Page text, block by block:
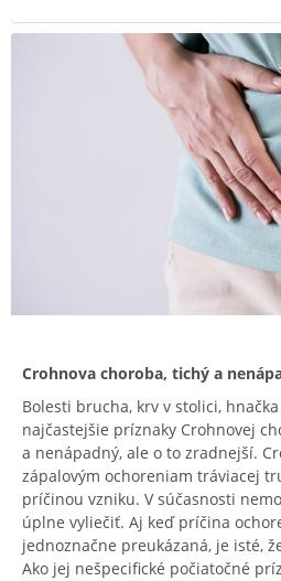
Crohnova choroba, tichý a
Bolesti brucha, krv v stolici,
najčastejšie príznaky Crohnovej
a nenápadný, ale o to zradnejší.
zápalovým ochoreniam tráviacej
príčinou vzniku. V súčasnosti
úplne vyliečiť. Aj keď príčina
jednoznačne preukázaná, je isté,
Ako jej nešpecifické počiatočné